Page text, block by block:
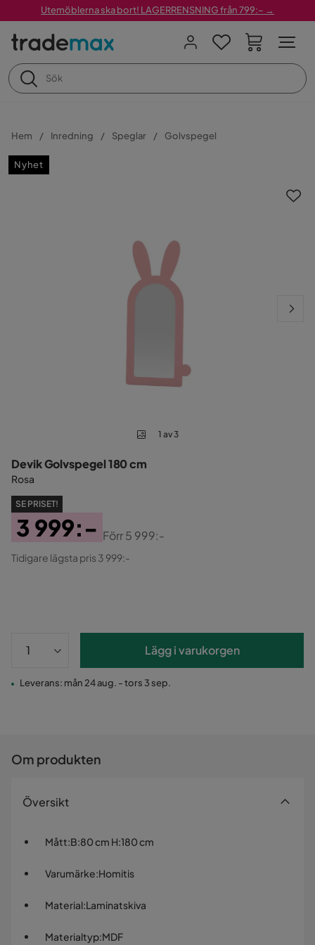
Utemöblerna ska bort! LAGERRENSNING från 799:– →
Hem Inredning Speglar Golvspegel
Nyhet
1 av 3
Devik Golvspegel 180 cm
Rosa
SE PRISET!
Pris
3 999:-
Original
Förr5 999:-
Tidigare lägsta pris 3 999:-
Lägg i varukorgen
Leverans: mån 24 aug. - tors 3 sep.
Om produkten
Översikt
Mått:B:80 cm H:180 cm
Varumärke:Homitis
Material:Laminatskiva
Materialtyp:MDF